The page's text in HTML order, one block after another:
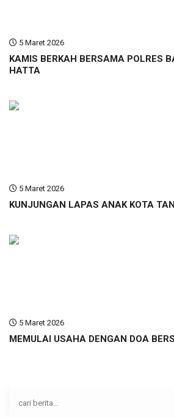
5 Maret 2026
KAMIS BERKAH BERSAMA POLRES
HATTA
5 Maret 2026
KUNJUNGAN LAPAS ANAK KOTA
5 Maret 2026
MEMULAI USAHA DENGAN DOA